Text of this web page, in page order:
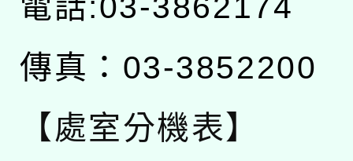
電話:03-3862174
傳真：03-3852200
【處室分機表】